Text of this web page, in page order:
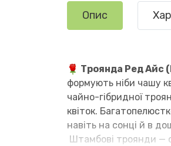
Опис
Троянда Ред Айс
формують ніби чашу
чайно-гібридної
квіток.
навіть на сонці й в
Штамбові троянди —